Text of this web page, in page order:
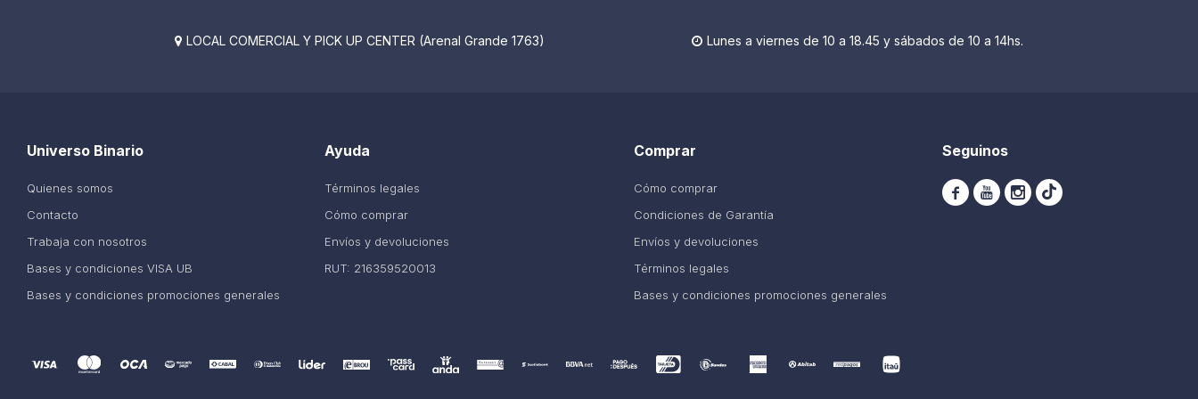
 LOCAL COMERCIAL Y PICK UP CENTER (Arenal Grande 1763)  Lunes a viernes de 10 a 18.45 y sábados de 10 a 14hs.
Ayuda
Términos legales
Cómo comprar
Envíos y devoluciones
RUT: 216359520013
Universo Binario
Quienes somos
Contacto
Trabaja con nosotros
Bases y condiciones VISA UB
Bases y condiciones promociones generales
Comprar
Cómo comprar
Condiciones de Garantía
Envíos y devoluciones
Términos legales
Bases y condiciones promociones generales
Seguinos
  